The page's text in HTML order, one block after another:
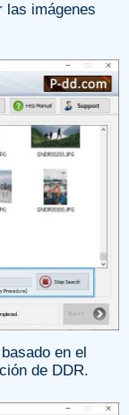
las imágenes
en el
de DDR.